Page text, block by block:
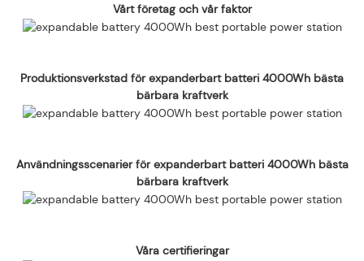
Vårt företag och vår faktor
Produktionsverkstad för expanderbart batteri 4000Wh bästa
bärbara kraftverk
Användningsscenarier för expanderbart batteri 4000Wh bästa
bärbara kraftverk
Våra certifieringar